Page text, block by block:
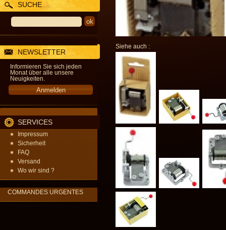
SUCHE
NEWSLETTER
Informieren Sie sich jeden
Monat über alle unsere
Neuigkeiten.
SERVICES
Impressum
Sicherheit
FAQ
Versand
Wo wir sind ?
COMMANDES URGENTES
Siehe auch :